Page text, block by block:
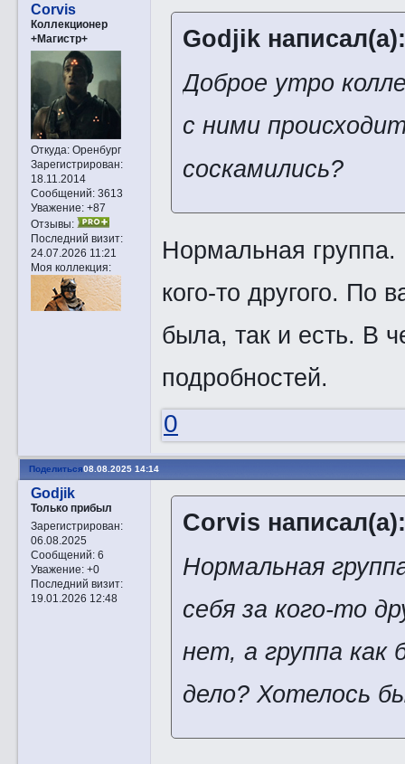
Corvis
Коллекционер
+Магистр+
Откуда:Оренбург
Зарегистрирован:
18.11.2014
Сообщений:3613
Уважение: +87
Отзывы:
Последний визит:
24.07.2026 11:21
Моя коллекция:
Godjik
Доброе утро
с ними
соскамились?
Нормальная
кого-то другого. По
была, так и есть. В
подробностей.
0
Поделиться08.08.2025 14:14
Godjik
Только прибыл
Зарегистрирован:
06.08.2025
Сообщений:6
Уважение: +0
Последний визит:
19.01.2026 12:48
Corvis
Нормальная
себя за кого-то
нет, а группа как
дело? Хотелось